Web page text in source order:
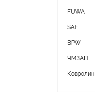
FUWA
SAF
BPW
ЧМЗАП
Ковролин